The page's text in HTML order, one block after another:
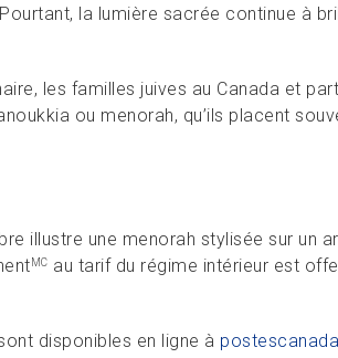
la lumière sacrée continue à
les familles juives au Canada et
ou menorah, qu’ils placent
illustre une menorah stylisée sur un
MC au tarif du régime intérieur est
disponibles en ligne à